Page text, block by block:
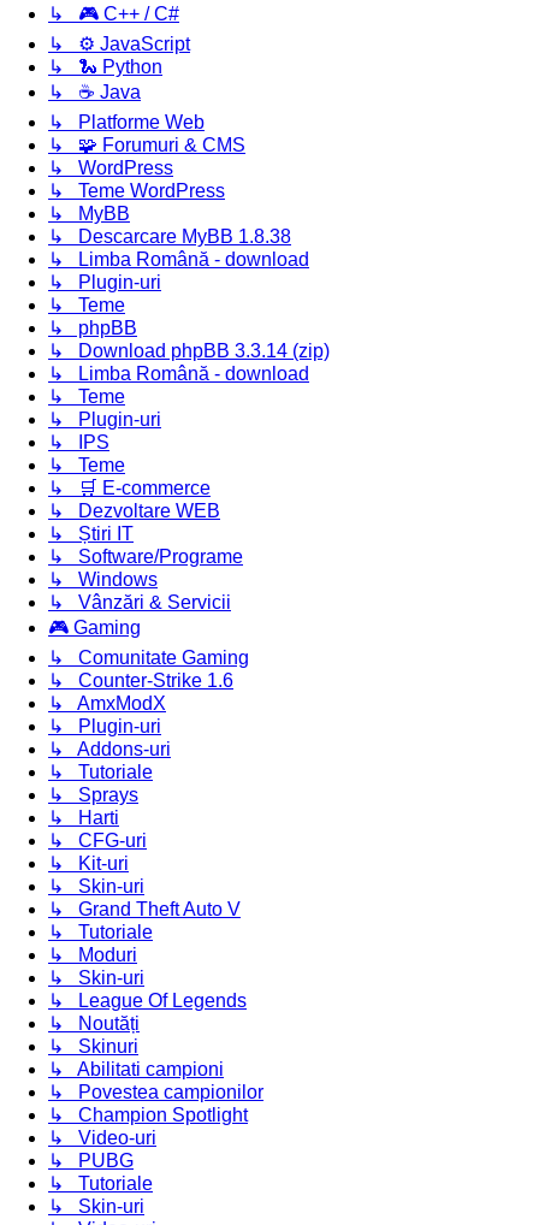
↳ 🎮 C++ / C#
↳ ⚙️ JavaScript
↳ 🐍 Python
↳ ☕ Java
↳ Platforme Web
↳ 🧩 Forumuri & CMS
↳ WordPress
↳ Teme WordPress
↳ MyBB
↳ Descarcare MyBB 1.8.38
↳ Limba Română - download
↳ Plugin-uri
↳ Teme
↳ phpBB
↳ Download phpBB 3.3.14 (zip)
↳ Limba Română - download
↳ Teme
↳ Plugin-uri
↳ IPS
↳ Teme
↳ 🛒 E-commerce
↳ Dezvoltare WEB
↳ Știri IT
↳ Software/Programe
↳ Windows
↳ Vânzări & Servicii
🎮 Gaming
↳ Comunitate Gaming
↳ Counter-Strike 1.6
↳ AmxModX
↳ Plugin-uri
↳ Addons-uri
↳ Tutoriale
↳ Sprays
↳ Harti
↳ CFG-uri
↳ Kit-uri
↳ Skin-uri
↳ Grand Theft Auto V
↳ Tutoriale
↳ Moduri
↳ Skin-uri
↳ League Of Legends
↳ Noutăți
↳ Skinuri
↳ Abilitati campioni
↳ Povestea campionilor
↳ Champion Spotlight
↳ Video-uri
↳ PUBG
↳ Tutoriale
↳ Skin-uri